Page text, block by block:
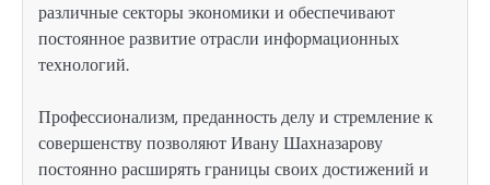
различные секторы экономики и обеспечивают
постоянное развитие отрасли информационных
технологий.
Профессионализм, преданность делу и стремление к
совершенству позволяют Ивану Шахназарову
постоянно расширять границы своих достижений и